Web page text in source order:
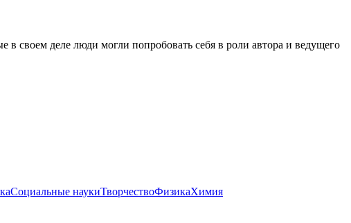
своем деле люди могли попробовать себя в роли автора и ведущего
Социальные наукиТворчествоФизикаХимия